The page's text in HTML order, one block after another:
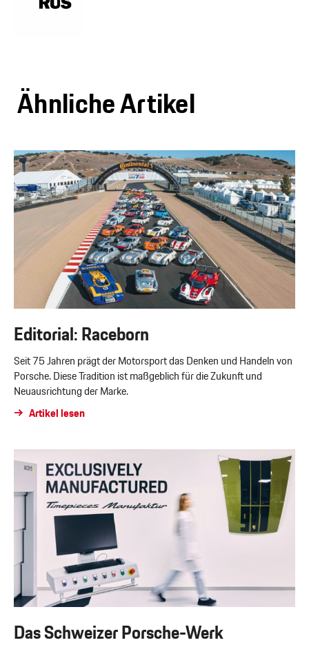
Ähnliche Artikel
Editorial: Raceborn
Seit 75 Jahren prägt der Motorsport das Denken und Handeln von
Porsche. Diese Tradition ist maßgeblich für die Zukunft und
Neuausrichtung der Marke.
Artikel lesen
Das Schweizer Porsche-Werk